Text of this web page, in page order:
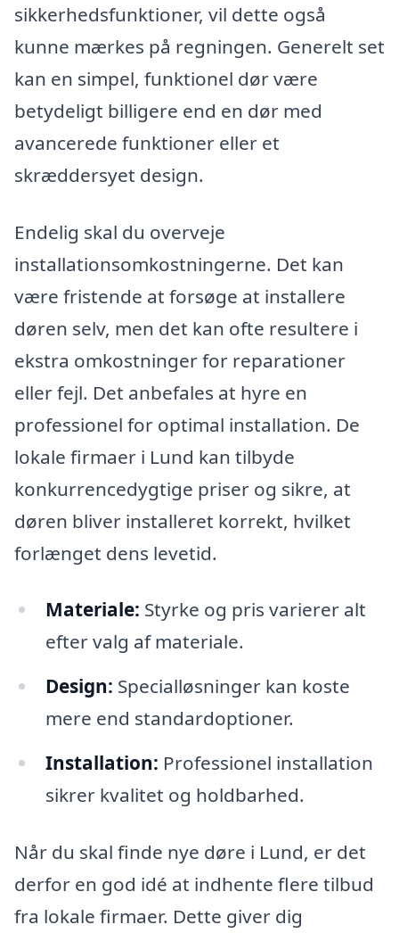
sikkerhedsfunktioner, vil dette også
kunne mærkes på regningen. Generelt set
kan en simpel, funktionel dør være
betydeligt billigere end en dør med
avancerede funktioner eller et
skræddersyet design.
Endelig skal du overveje
installationsomkostningerne. Det kan
være fristende at forsøge at installere
døren selv, men det kan ofte resultere i
ekstra omkostninger for reparationer
eller fejl. Det anbefales at hyre en
professionel for optimal installation. De
lokale firmaer i Lund kan tilbyde
konkurrencedygtige priser og sikre, at
døren bliver installeret korrekt, hvilket
forlænget dens levetid.
Materiale: Styrke og pris varierer alt
efter valg af materiale.
Design: Specialløsninger kan koste
mere end standardoptioner.
Installation: Professionel installation
sikrer kvalitet og holdbarhed.
Når du skal finde nye døre i Lund, er det
derfor en god idé at indhente flere tilbud
fra lokale firmaer. Dette giver dig